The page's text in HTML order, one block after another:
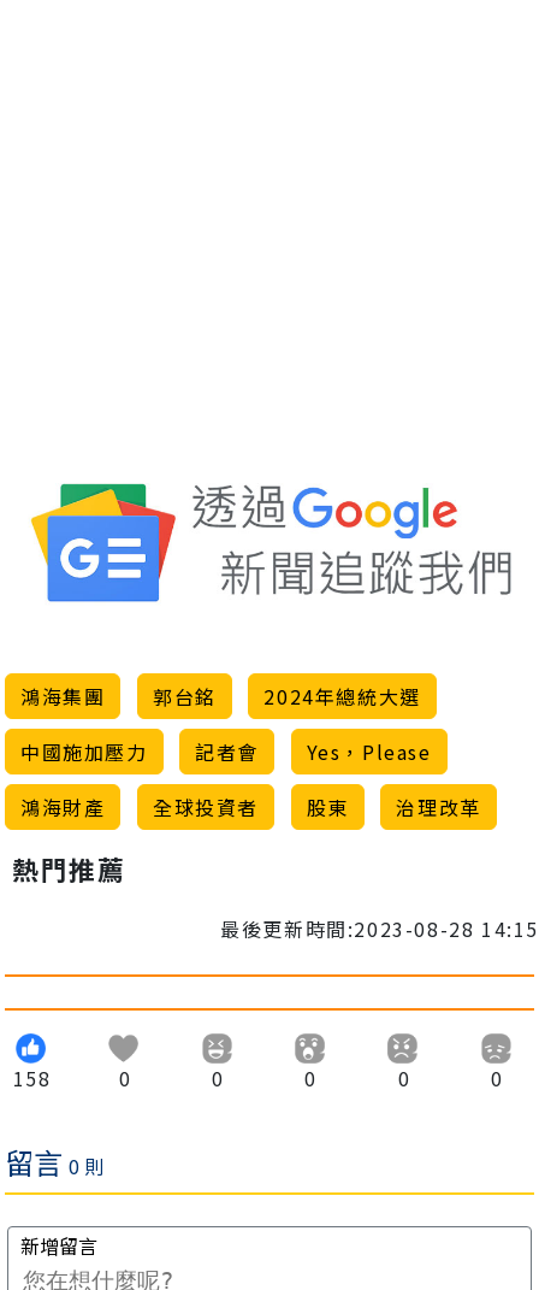
鴻海集團 郭台銘
2024年總統大選
中國施加壓力
記者會
Yes，Please
鴻海財產
全球投資者 股東 治理改革
熱門推薦
最後更新時間:2023-08-28 14:15
158 0 0 0 0 0